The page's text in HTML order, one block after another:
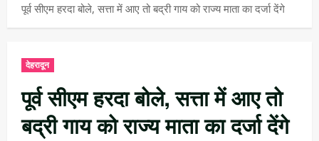
पूर्व सीएम हरदा बोले, सत्ता में आए तो बद्री गाय को राज्य माता का दर्जा देंगे
देहरादून
पूर्व सीएम हरदा बोले, सत्ता में आए तो
बद्री गाय को राज्य माता का दर्जा देंगे